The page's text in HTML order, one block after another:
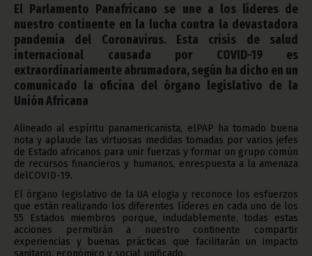
El Parlamento Panafricano se une a los líderes de
nuestro continente en la lucha contra la devastadora
pandemia del Coronavirus. Esta crisis de salud
internacional causada por COVID-19 es
extraordinariamente abrumadora, según ha dicho en un
comunicado la oficina del órgano legislativo de la
Unión Africana
Alineado al espíritu panamericanista, elPAP ha tomado buena
nota y aplaude las virtuosas medidas tomadas por varios jefes
de Estado africanos para unir fuerzas y formar un grupo común
de recursos financieros y humanos, enrespuesta a la amenaza
delCOVID-19.
El órgano legislativo de la UA elogia y reconoce los esfuerzos
que están realizando los diferentes líderes en cada uno de los
55 Estados miembros porque, indudablemente, todas estas
acciones permitirán a nuestro continente compartir
experiencias y buenas prácticas que facilitarán un impacto
sanitario, económico y social unificado.